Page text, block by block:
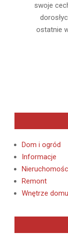
swoje
ostatnie
Dom i ogród
Informacje
Remont
Wnętrze domu